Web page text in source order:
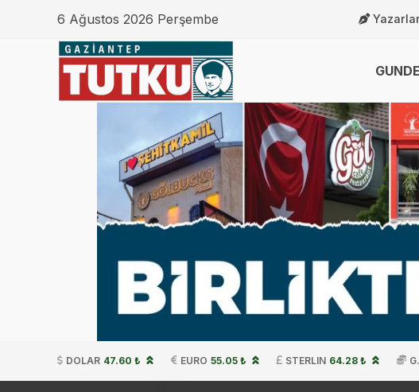
6 Ağustos 2026 Perşembe
DOLAR 47.60 ₺ EURO 55.05 ₺ STERLIN 64.28 ₺